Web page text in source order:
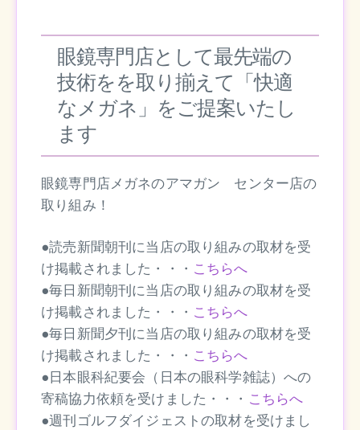
眼鏡専門店として最先端の
技術をを取り揃えて「快適
なメガネ」をご提案いたし
ます
眼鏡専門店メガネのアマガン センター店の
取り組み！
●読売新聞朝刊に当店の取り組みの取材を受
け掲載されました・・・ こちらへ
●毎日新聞朝刊に当店の取り組みの取材を受
け掲載されました・・・ こちらへ
●毎日新聞夕刊に当店の取り組みの取材を受
け掲載されました・・・ こちらへ
●日本眼科紀要会（日本の眼科学雑誌）への
寄稿協力依頼を受けました・・・ こちらへ
●週刊ゴルフダイジェストの取材を受けまし